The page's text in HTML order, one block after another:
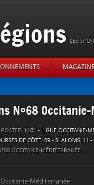
LES
N°68
IN 01 - LIGUE OCCITANIE-
DE CÔTE, 09 - SLALOMS, 11 -
OCCITANIE-MÉDITERRANÉE
Occitanie-Méditerranée